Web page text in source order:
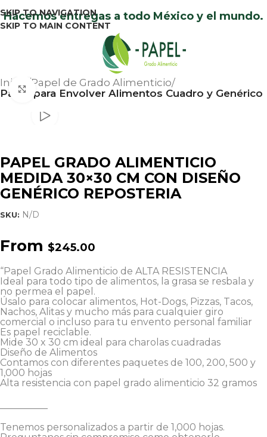
SKIP TO NAVIGATION
SKIP TO MAIN CONTENT
Hacemos entregas a todo México y el mundo.
Inicio Papel de Grado Alimenticio
Papel para Envolver Alimentos Cuadro y Genérico
Click to enlarge
PAPEL GRADO ALIMENTICIO
MEDIDA 30×30 CM CON DISEÑO
GENÉRICO REPOSTERIA
SKU: N/D
From $245.00
“Papel Grado Alimenticio de ALTA RESISTENCIA
Ideal para todo tipo de alimentos, la grasa se resbala y
no permea el papel.
Úsalo para colocar alimentos, Hot-Dogs, Pizzas, Tacos,
Nachos, Alitas y mucho más para cualquier giro
comercial o incluso para tu envento personal familiar
Es papel reciclable.
Mide 30 x 30 cm ideal para charolas cuadradas
Diseño de Alimentos
Contamos con diferentes paquetes de 100, 200, 500 y
1,000 hojas
Alta resistencia con papel grado alimenticio 32 gramos
Tenemos personalizados a partir de 1,000 hojas.